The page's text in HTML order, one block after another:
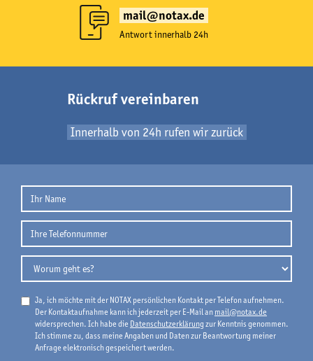
mail@notax.de
Antwort innerhalb 24h
Rückruf vereinbaren
Innerhalb von 24h rufen wir zurück
Ja, ich möchte mit der NOTAX persönlichen Kontakt per Telefon aufnehmen.
Der Kontaktaufnahme kann ich jederzeit per E-Mail an mail@notax.de
widersprechen. Ich habe die Datenschutzerklärungzur Kenntnis genommen.
Ich stimme zu, dass meine Angaben und Daten zur Beantwortung meiner
Anfrage elektronisch gespeichert werden.